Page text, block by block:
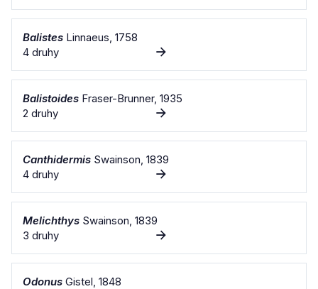
Balistes Linnaeus, 1758
4 druhy
Balistoides Fraser-Brunner, 1935
2 druhy
Canthidermis Swainson, 1839
4 druhy
Melichthys Swainson, 1839
3 druhy
Odonus Gistel, 1848